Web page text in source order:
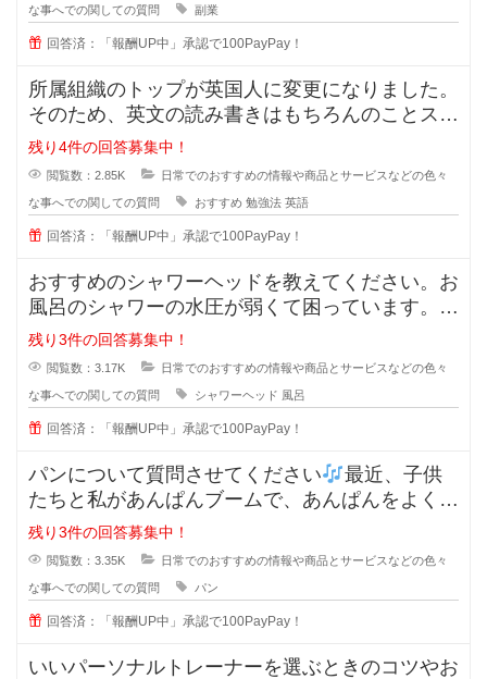
な事へでの関しての質問 副業
回答済：「報酬UP中」承認で100PayPay！
所属組織のトップが英国人に変更になりました。
そのため、英文の読み書きはもちろんのことスピ
ーキング及びリスニングスキルが必
残り4件の回答募集中！
閲覧数：2.85K 日常でのおすすめの情報や商品とサービスなどの色々
な事へでの関しての質問 おすすめ 勉強法 英語
回答済：「報酬UP中」承認で100PayPay！
おすすめのシャワーヘッドを教えてください。お
風呂のシャワーの水圧が弱くて困っています。最
近ではミラブルやリファなど値段が
残り3件の回答募集中！
閲覧数：3.17K 日常でのおすすめの情報や商品とサービスなどの色々
な事へでの関しての質問 シャワーヘッド 風呂
回答済：「報酬UP中」承認で100PayPay！
パンについて質問させてください
最近、子供
たちと私があんぱんブームで、あんぱんをよく購
入するようになった
残り3件の回答募集中！
閲覧数：3.35K 日常でのおすすめの情報や商品とサービスなどの色々
な事へでの関しての質問 パン
回答済：「報酬UP中」承認で100PayPay！
いいパーソナルトレーナーを選ぶときのコツやお